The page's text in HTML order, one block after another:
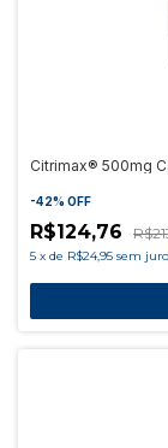
Citrimax® 500mg
-42% OFF
R$124,76
5 x de R$24,95 sem